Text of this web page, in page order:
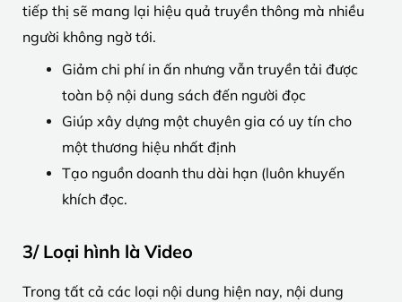
tiếp thị sẽ mang lại hiệu quả truyền thông mà nhiều
người không ngờ tới.
Giảm chi phí in ấn nhưng vẫn truyền tải được
toàn bộ nội dung sách đến người đọc
Giúp xây dựng một chuyên gia có uy tín cho
một thương hiệu nhất định
Tạo nguồn doanh thu dài hạn (luôn khuyến
khích đọc.
3/ Loại hình là Video
Trong tất cả các loại nội dung hiện nay, nội dung